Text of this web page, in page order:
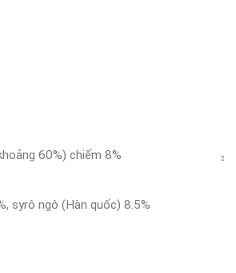
60%) chiếm 8%
syrô ngô (Hàn quốc) 8.5%